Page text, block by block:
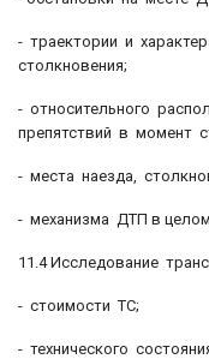
- траектории и
столкновения;
- относительного
препятствий в момент
- места наезда,
- механизма ДТП в
11.4 Исследование
- стоимости ТС;
- технического